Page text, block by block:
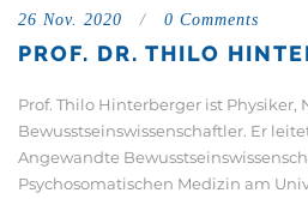
26 Nov. 2020 / 0 Comments
PROF. DR. THILO
Prof. Thilo Hinterberger ist Physiker,
Bewusstseinswissenschaftler. Er
Angewandte
Psychosomatischen Medizin am